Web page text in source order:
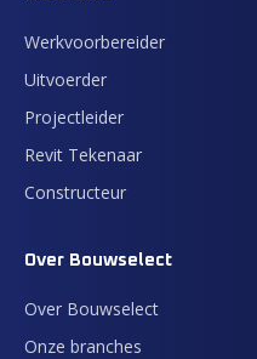
Werkvoorbereider
Uitvoerder
Projectleider
Revit Tekenaar
Constructeur
Over Bouwselect
Over Bouwselect
Onze branches